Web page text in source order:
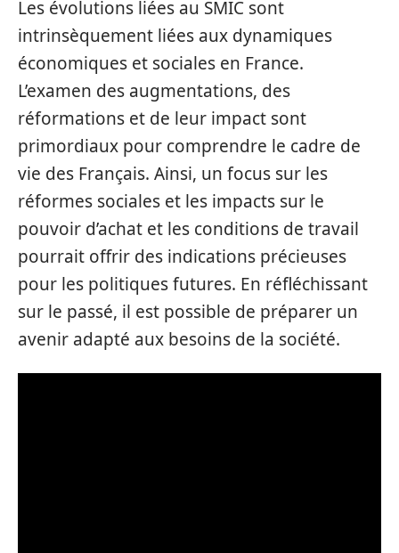
Les évolutions liées au SMIC sont
intrinsèquement liées aux dynamiques
économiques et sociales en France.
L’examen des augmentations, des
réformations et de leur impact sont
primordiaux pour comprendre le cadre de
vie des Français. Ainsi, un focus sur les
réformes sociales et les impacts sur le
pouvoir d’achat et les conditions de travail
pourrait offrir des indications précieuses
pour les politiques futures. En réfléchissant
sur le passé, il est possible de préparer un
avenir adapté aux besoins de la société.